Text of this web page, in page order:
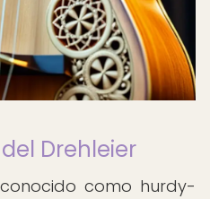
Drehleier
como hurdy-